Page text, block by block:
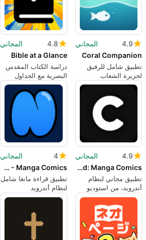
4.9
المجاني
Coral Companion
تطبيق شامل للرفيق
لجزيرة الشعاب
المرجانية
4.8
المجاني
Bible at a Glance
دراسة الكتاب المقدس
البصرية مع الجداول
الزمنية والخرائط
ومخططات العلاقات
4.9
المجاني
comicland: Manga Comics
تطبيق مجاني لنظام
أندرويد، من استوديو
GoldenDev.
4
المجاني
Niadd - Manga Comics
تطبيق قراءة مانغا شامل
لنظام أندرويد